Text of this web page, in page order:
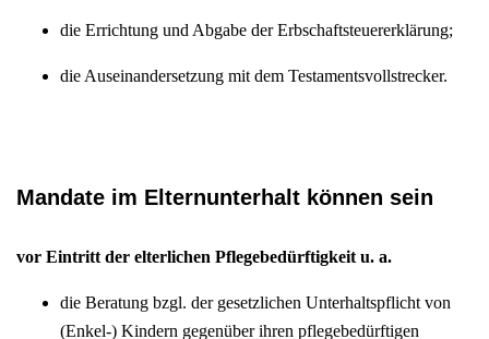
die Errichtung und Abgabe der Erbschaftsteuererklärung;
die Auseinandersetzung mit dem Testamentsvollstrecker.
Mandate im Elternunterhalt können sein
vor Eintritt der elterlichen Pflegebedürftigkeit u. a.
die Beratung bzgl. der gesetzlichen Unterhaltspflicht von
(Enkel-) Kindern gegenüber ihren pflegebedürftigen